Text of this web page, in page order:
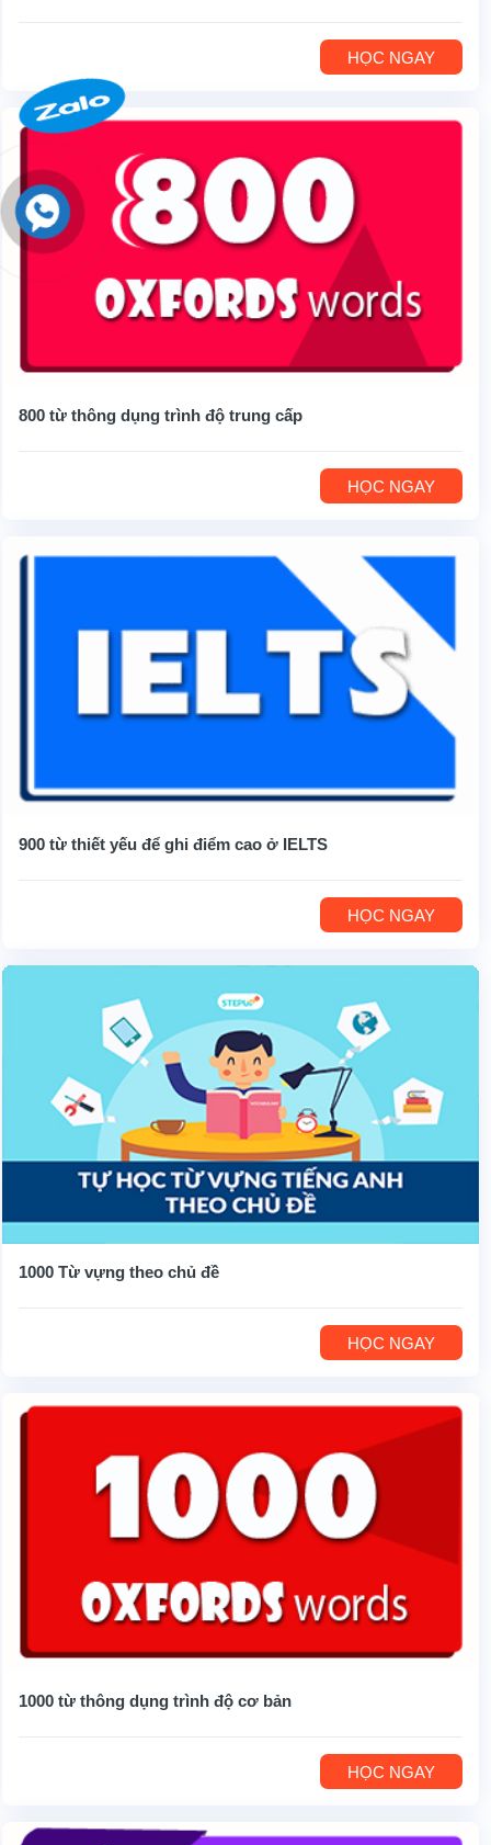
HỌC NGAY
800 từ thông dụng trình độ trung cấp
HỌC NGAY
900 từ thiết yếu để ghi điểm cao ở IELTS
HỌC NGAY
1000 Từ vựng theo chủ đề
HỌC NGAY
1000 từ thông dụng trình độ cơ bản
HỌC NGAY